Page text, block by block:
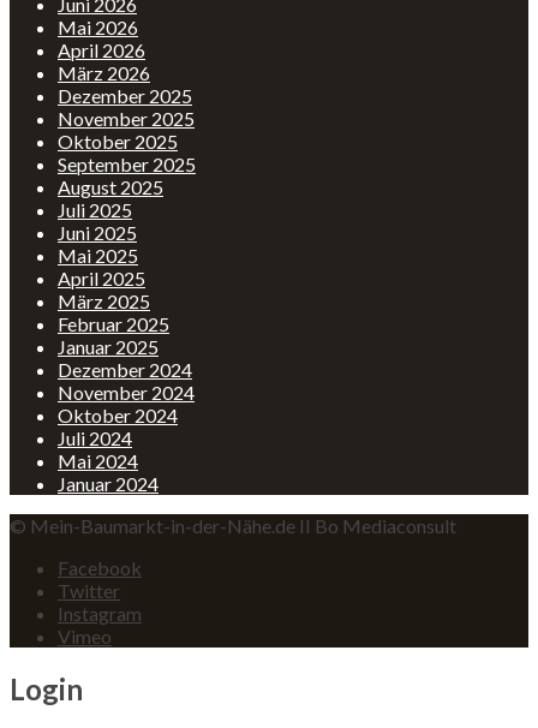
Mai 2026
April 2026
März 2026
Dezember 2025
November 2025
Oktober 2025
September 2025
August 2025
Juli 2025
Juni 2025
Mai 2025
April 2025
März 2025
Februar 2025
Januar 2025
Dezember 2024
November 2024
Oktober 2024
Juli 2024
Mai 2024
Januar 2024
© Mein-Baumarkt-in-der-Nähe.de II Bo Mediaconsult
Facebook
Twitter
Instagram
Vimeo
Login